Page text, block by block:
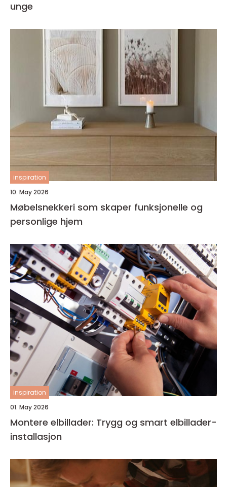
unge
inspiration
10. May 2026
Møbelsnekkeri som skaper funksjonelle og
personlige hjem
inspiration
01. May 2026
Montere elbillader: Trygg og smart elbillader-
installasjon